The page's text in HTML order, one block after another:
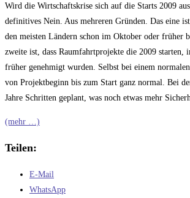
Wird die Wirtschaftskrise sich auf die Starts 2009
definitives Nein. Aus mehreren Gründen. Das eine
den meisten Ländern schon im Oktober oder früher
zweite ist, dass Raumfahrtprojekte die 2009 starten,
früher genehmigt wurden. Selbst bei einem
von Projektbeginn bis zum Start ganz normal. Bei
Jahre Schritten geplant, was noch etwas mehr
(mehr …)
Teilen:
E-Mail
WhatsApp